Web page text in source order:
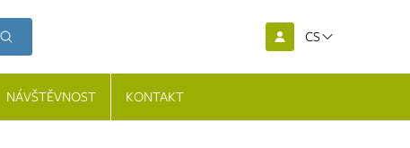
CS
NÁVŠTĚVNOST KONTAKT